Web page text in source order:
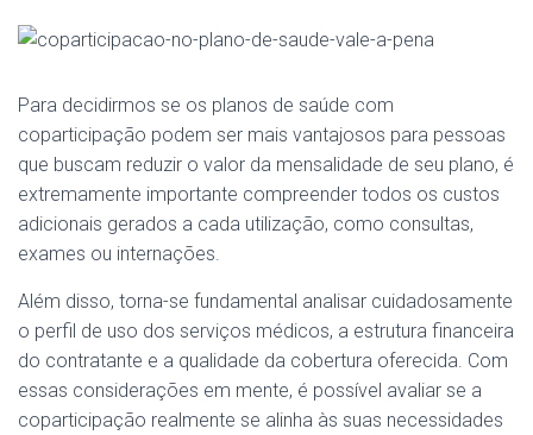
Para decidirmos se os planos de saúde com
coparticipação podem ser mais vantajosos para pessoas
que buscam reduzir o valor da mensalidade de seu plano, é
extremamente importante compreender todos os custos
adicionais gerados a cada utilização, como consultas,
exames ou internações.
Além disso, torna-se fundamental analisar cuidadosamente
o perfil de uso dos serviços médicos, a estrutura financeira
do contratante e a qualidade da cobertura oferecida. Com
essas considerações em mente, é possível avaliar se a
coparticipação realmente se alinha às suas necessidades